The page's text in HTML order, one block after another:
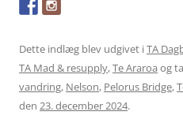
Dette indlæg blev udgivet iTA
TA Mad & resupply,Te Araroa og
vandring, Nelson, Pelorus Bridge,
den 23. december 2024.